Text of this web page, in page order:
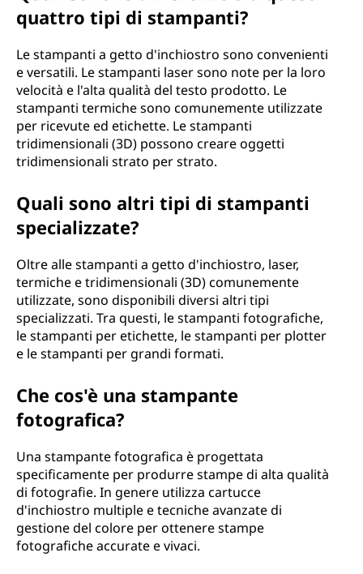
quattro tipi di stampanti?
Le stampanti a getto d'inchiostro sono convenienti
e versatili. Le stampanti laser sono note per la loro
velocità e l'alta qualità del testo prodotto. Le
stampanti termiche sono comunemente utilizzate
per ricevute ed etichette. Le stampanti
tridimensionali (3D) possono creare oggetti
tridimensionali strato per strato.
Quali sono altri tipi di stampanti
specializzate?
Oltre alle stampanti a getto d'inchiostro, laser,
termiche e tridimensionali (3D) comunemente
utilizzate, sono disponibili diversi altri tipi
specializzati. Tra questi, le stampanti fotografiche,
le stampanti per etichette, le stampanti per plotter
e le stampanti per grandi formati.
Che cos'è una stampante
fotografica?
Una stampante fotografica è progettata
specificamente per produrre stampe di alta qualità
di fotografie. In genere utilizza cartucce
d'inchiostro multiple e tecniche avanzate di
gestione del colore per ottenere stampe
fotografiche accurate e vivaci.